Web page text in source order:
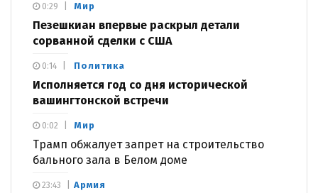
Мир
Пезешкиан впервые раскрыл детали
сорванной сделки с США
0:29
Политика
Исполняется год со дня исторической
вашингтонской встречи
0:14
Мир
Трамп обжалует запрет на строительство
бального зала в Белом доме
0:02
Армия
23:43